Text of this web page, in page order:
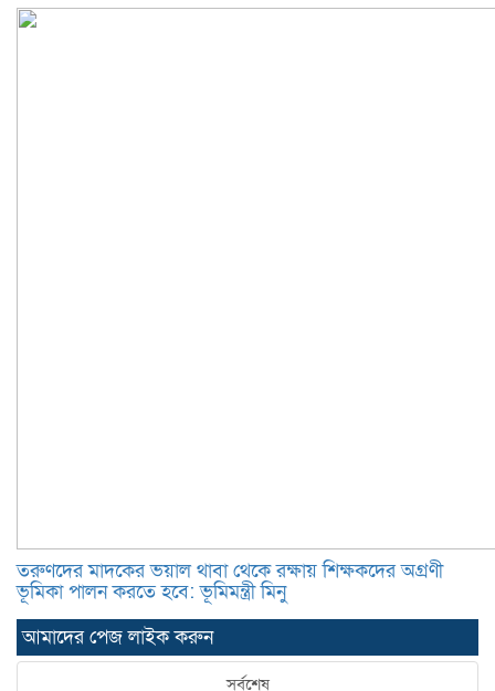
তরুণদের মাদকের ভয়াল থাবা থেকে রক্ষায় শিক্ষকদের অগ্রণী
ভূমিকা পালন করতে হবে: ভূমিমন্ত্রী মিনু
আমাদের পেজ লাইক করুন
সর্বশেষ